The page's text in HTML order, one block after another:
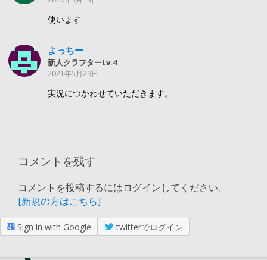
使います
よっちー
新人クラフターLv.4
2021年5月29日
実況につかわせていただきます。
コメントを残す
コメントを投稿するにはログインしてください。
[新規の方はこちら]
Sign in with Google twitterでログイン